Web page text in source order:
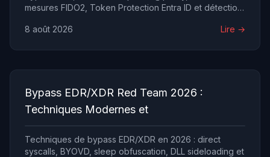
mesures FIDO2, Token Protection Entra ID et détection
8 août 2026
Lire →
Bypass EDR/XDR Red Team 2026 :
Techniques Modernes et
Techniques de bypass EDR/XDR en 2026 : direct
syscalls, BYOVD, sleep obfuscation, DLL sideloading et